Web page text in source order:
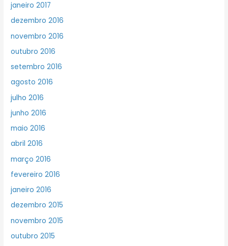
janeiro 2017
dezembro 2016
novembro 2016
outubro 2016
setembro 2016
agosto 2016
julho 2016
junho 2016
maio 2016
abril 2016
março 2016
fevereiro 2016
janeiro 2016
dezembro 2015
novembro 2015
outubro 2015